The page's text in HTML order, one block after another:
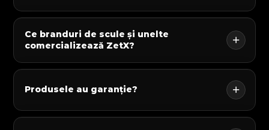
Ce branduri de scule și unelte
comercializează ZetX?
Produsele au garanție?